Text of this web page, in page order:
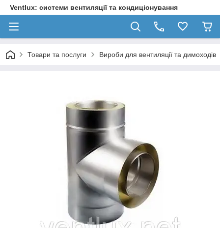
Ventlux: системи вентиляції та кондиціонування
Товари та послуги Вироби для вентиляції та димоходів